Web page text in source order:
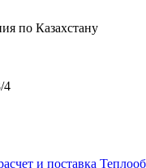
по Казахстану
4